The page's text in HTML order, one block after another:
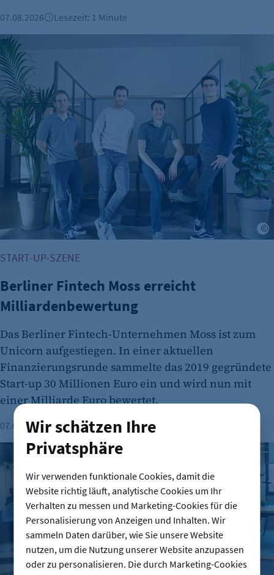
Wir schätzen Ihre
Privatsphäre
Wir verwenden funktionale Cookies, damit die
Website richtig läuft, analytische Cookies um Ihr
Verhalten zu messen und Marketing-Cookies für die
Personalisierung von Anzeigen und Inhalten. Wir
sammeln Daten darüber, wie Sie unsere Website
nutzen, um die Nutzung unserer Website anzupassen
oder zu personalisieren. Die durch Marketing-Cookies
07.08.2026 Lesezeit: 1 Minute
Berliner Fintech Moss erreicht Milliardenbewertung
START-UP-SZENE
Berliner Fintech Moss erreicht
Milliardenbewertung
Das Berliner Fintech-Unternehmen Moss ist zum
Unicorn aufgestiegen. In einer aktuellen
Finanzierungsrunde sammelte das 2019 gegründete
Start-up 30 Millionen Euro ein und wird nun mit
einer Milliarde Euro bewertet.
07.08.2026 Lesezeit: 1 Minute
Gründungszahlen steigen, Bürokratie bleibt größte Hürde